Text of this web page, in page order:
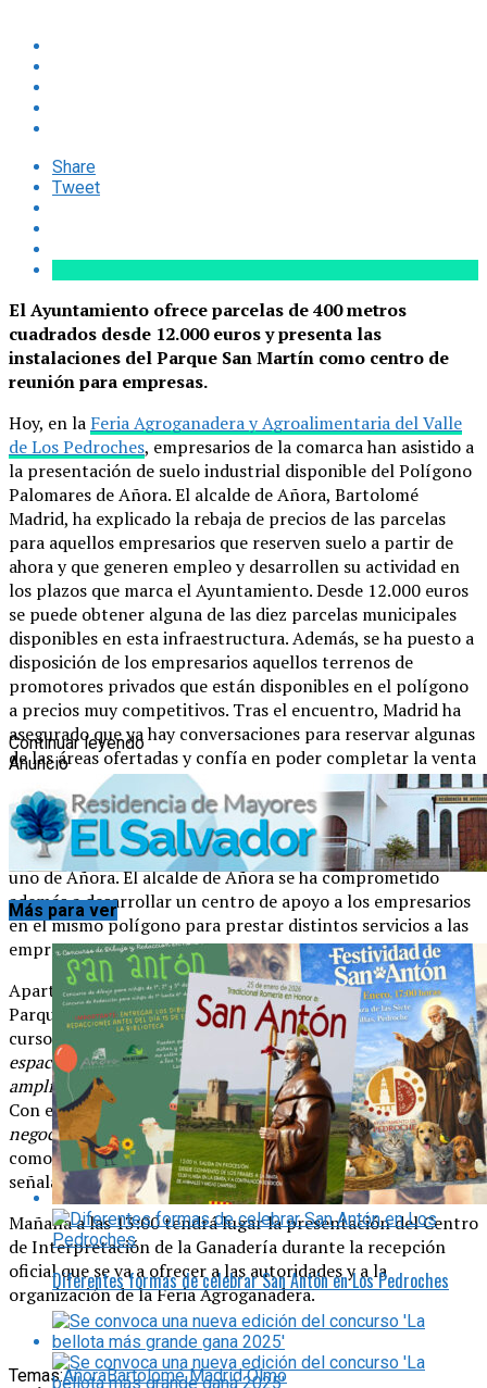
Share
Tweet
El Ayuntamiento ofrece parcelas de 400 metros
cuadrados desde 12.000 euros y presenta las
instalaciones del Parque San Martín como centro de
reunión para empresas.
Hoy, en la Feria Agroganadera y Agroalimentaria del Valle
de Los Pedroches, empresarios de la comarca han asistido a
la presentación de suelo industrial disponible del Polígono
Palomares de Añora. El alcalde de Añora, Bartolomé
Madrid, ha explicado la rebaja de precios de las parcelas
para aquellos empresarios que reserven suelo a partir de
ahora y que generen empleo y desarrollen su actividad en
los plazos que marca el Ayuntamiento. Desde 12.000 euros
se puede obtener alguna de las diez parcelas municipales
disponibles en esta infraestructura. Además, se ha puesto a
disposición de los empresarios aquellos terrenos de
promotores privados que están disponibles en el polígono
a precios muy competitivos. Tras el encuentro, Madrid ha
asegurado que ya hay conversaciones para reservar algunas
de las áreas ofertadas y confía en poder completar la venta
de la parte propiedad del Ayuntamiento. El Polígono
Palomares tiene una excelente ubicación, según el alcalde,
pues está situado justo en el centro de la comarca de Los
Pedroches, a tan sólo cuatro kilómetros de Pozoblanco y a
uno de Añora. El alcalde de Añora se ha comprometido
además a desarrollar un centro de apoyo a los empresarios
en el mismo polígono para prestar distintos servicios a las
empresas.
Aparte, el alcalde de Añora ha ofrecido las instalaciones del
Parque San Martín como como espacio para celebrar
cursos, jornadas y celebraciones. “Queremos dinamizar un
espacio ubicado en el corazón de la comarca y que tiene un
amplio número de posibilidades”, ha explicado el alcalde.
Con esta presentación se ha confirmado el carácter “de
negocio” que se ha querido dar a la presencia de Añora
como pueblo invitado en la Feria Agroganadera, ha
señalado Madrid.
Mañana a las 13:00 tendrá lugar la presentación del Centro
de Interpretación de la Ganadería durante la recepción
oficial que se va a ofrecer a las autoridades y a la
organización de la Feria Agroganadera.
Temas:AñoraBartolomé Madrid Olmo
Continuar leyendo
Anuncio
Más para ver
Diferentes formas de celebrar San Antón en Los Pedroches